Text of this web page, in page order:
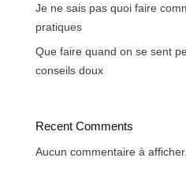
Je ne sais pas quoi faire
pratiques
Que faire quand on se sent
conseils doux
Recent Comments
Aucun commentaire à afficher.